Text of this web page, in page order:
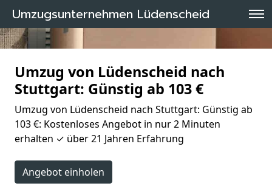
Umzugsunternehmen Lüdenscheid
Umzug von Lüdenscheid nach
Stuttgart: Günstig ab 103 €
Umzug von Lüdenscheid nach Stuttgart: Günstig ab
103 €: Kostenloses Angebot in nur 2 Minuten
erhalten ✓ über 21 Jahren Erfahrung
Angebot einholen